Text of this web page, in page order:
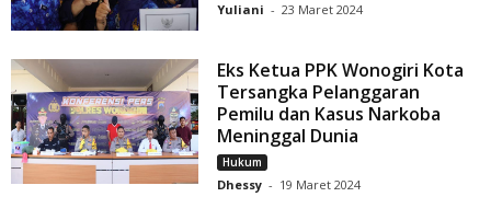
Yuliani - 23 Maret 2024
Eks Ketua PPK Wonogiri Kota
Tersangka Pelanggaran
Pemilu dan Kasus Narkoba
Meninggal Dunia
Hukum
Dhessy - 19 Maret 2024